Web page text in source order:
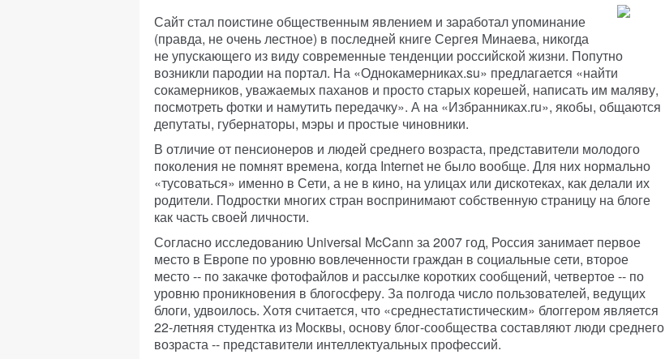
Сайт стал поистине общественным явлением и заработал упоминание
(правда, не очень лестное) в последней книге Сергея Минаева, никогда
не упускающего из виду современные тенденции российской жизни. Попутно
возникли пародии на портал. На «Однокамерниках.su» предлагается «найти
сокамерников, уважаемых паханов и просто старых корешей, написать им маляву,
посмотреть фотки и намутить передачку». А на «Избранниках.ru», якобы, общаются
депутаты, губернаторы, мэры и простые чиновники.
В отличие от пенсионеров и людей среднего возраста, представители молодого
поколения не помнят времена, когда Internet не было вообще. Для них нормально
«тусоваться» именно в Сети, а не в кино, на улицах или дискотеках, как делали их
родители. Подростки многих стран воспринимают собственную страницу на блоге
как часть своей личности.
Согласно исследованию Universal McCann за 2007 год, Россия занимает первое
место в Европе по уровню вовлеченности граждан в социальные сети, второе
место -- по закачке фотофайлов и рассылке коротких сообщений, четвертое -- по
уровню проникновения в блогосферу. За полгода число пользователей, ведущих
блоги, удвоилось. Хотя считается, что «среднестатистическим» блоггером является
22-летняя студентка из Москвы, основу блог-сообщества составляют люди среднего
возраста -- представители интеллектуальных профессий.